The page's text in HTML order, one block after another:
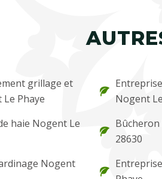
grillage et
Phaye
haie Nogent Le
Nogent
Nogent
Bûcheron
28630